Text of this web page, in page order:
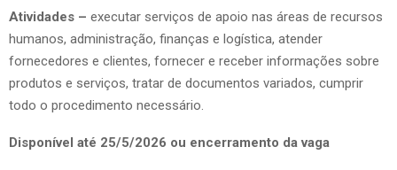
Atividades – executar serviços de apoio nas áreas de recursos
humanos, administração, finanças e logística, atender
fornecedores e clientes, fornecer e receber informações sobre
produtos e serviços, tratar de documentos variados, cumprir
todo o procedimento necessário.
Disponível até 25/5/2026 ou encerramento da vaga